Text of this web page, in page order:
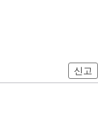
신고